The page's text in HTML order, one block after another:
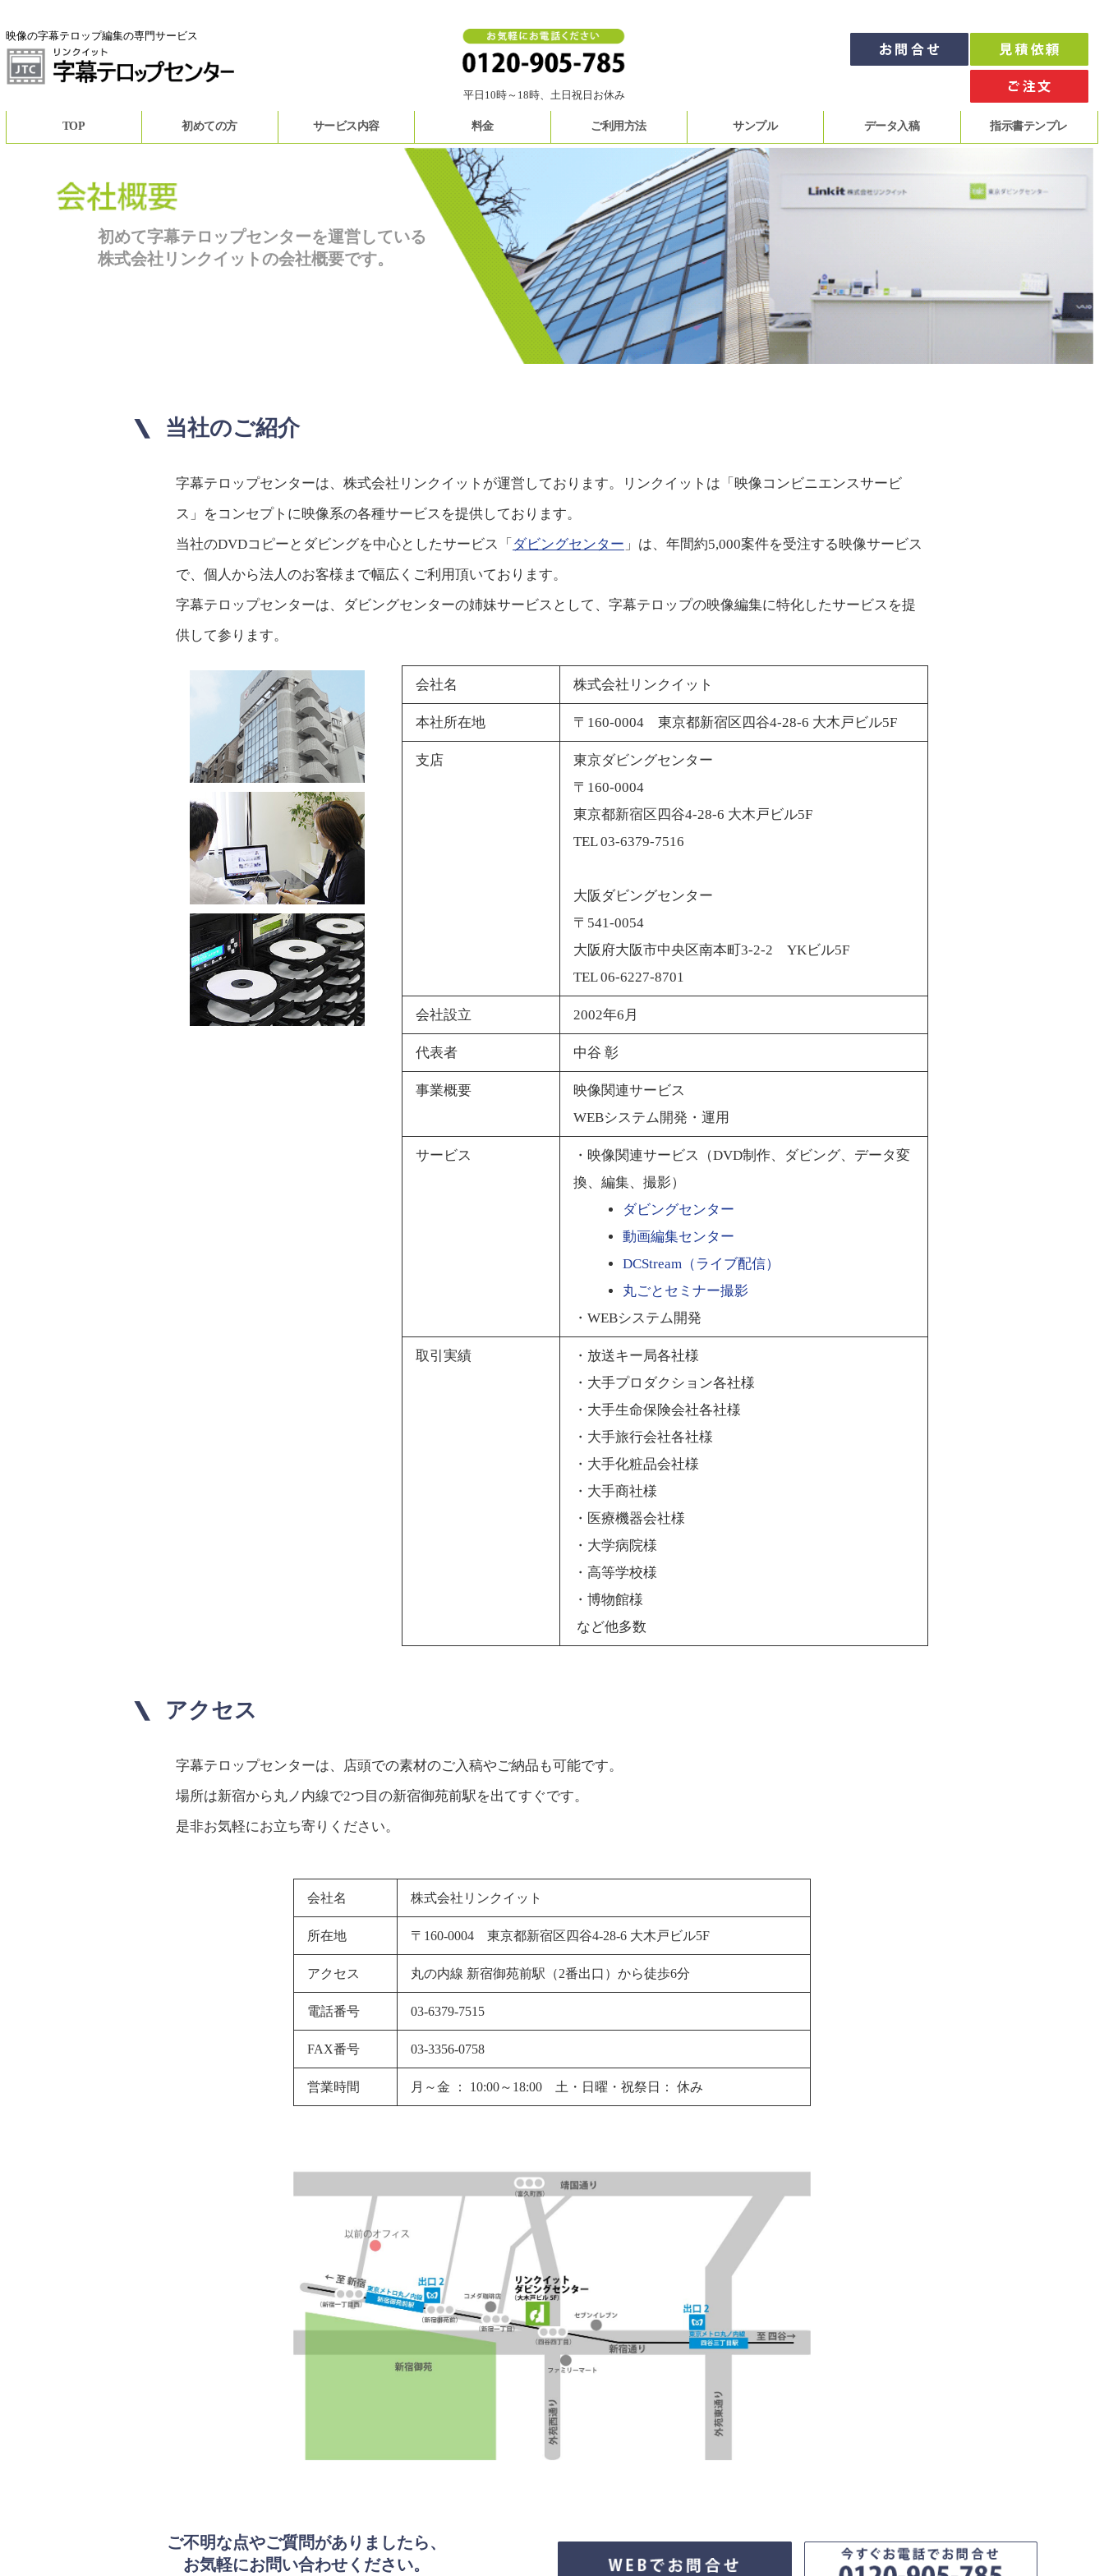
映像の字幕テロップ編集の専門サービス
平日10時～18時、土日祝日お休み
TOP 初めての方 サービス内容 料金 ご利用方法 サンプル データ入稿 指示書テンプレ
初めて字幕テロップセンターを運営している
株式会社リンクイットの会社概要です。
当社のご紹介
字幕テロップセンターは、株式会社リンクイットが運営しております。リンクイットは「映像コンビニエンスサービ
ス」をコンセプトに映像系の各種サービスを提供しております。
当社のDVDコピーとダビングを中心としたサービス「 ダビングセンター 」は、年間約5,000案件を受注する映像サービス
で、個人から法人のお客様まで幅広くご利用頂いております。
字幕テロップセンターは、ダビングセンターの姉妹サービスとして、字幕テロップの映像編集に特化したサービスを提
供して参ります。
会社名 株式会社リンクイット
本社所在地 〒160-0004 東京都新宿区四谷4-28-6 大木戸ビル5F
支店
東京ダビングセンター
〒160-0004
東京都新宿区四谷4-28-6 大木戸ビル5F
TEL 03-6379-7516
大阪ダビングセンター
〒541-0054
大阪府大阪市中央区南本町3-2-2 YKビル5F
TEL 06-6227-8701
会社設立 2002年6月
代表者 中谷 彰
事業概要
映像関連サービス
WEBシステム開発・運用
サービス
・映像関連サービス（DVD制作、ダビング、データ変
換、編集、撮影）
ダビングセンター
動画編集センター
DCStream（ライブ配信）
丸ごとセミナー撮影
・WEBシステム開発
取引実績
・放送キー局各社様
・大手プロダクション各社様
・大手生命保険会社各社様
・大手旅行会社各社様
・大手化粧品会社様
・大手商社様
・医療機器会社様
・大学病院様
・高等学校様
・博物館様
など他多数
アクセス
字幕テロップセンターは、店頭での素材のご入稿やご納品も可能です。
場所は新宿から丸ノ内線で2つ目の新宿御苑前駅を出てすぐです。
是非お気軽にお立ち寄りください。
会社名 株式会社リンクイット
所在地 〒160-0004 東京都新宿区四谷4-28-6 大木戸ビル5F
アクセス 丸の内線 新宿御苑前駅（2番出口）から徒歩6分
電話番号 03-6379-7515
FAX番号 03-3356-0758
営業時間 月～金 ： 10:00～18:00 土・日曜・祝祭日： 休み
ご不明な点やご質問がありましたら、
お気軽にお問い合わせください。